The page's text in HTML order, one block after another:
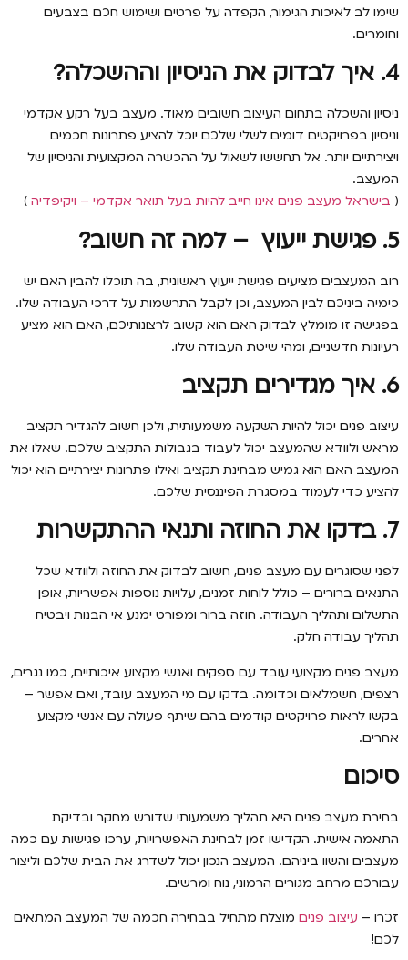
שימו לב לאיכות הגימור, הקפדה על פרטים ושימוש חכם בצבעים
וחומרים.
4. איך לבדוק את הניסיון וההשכלה?
ניסיון והשכלה בתחום העיצוב חשובים מאוד. מעצב בעל רקע אקדמי
וניסיון בפרויקטים דומים לשלי שלכם יוכל להציע פתרונות חכמים
ויצירתיים יותר. אל תחששו לשאול על ההכשרה המקצועית והניסיון של
המעצב.
( בישראל מעצב פנים אינו חייב להיות בעל תואר אקדמי – ויקיפדיה )
5. פגישת ייעוץ – למה זה חשוב?
רוב המעצבים מציעים פגישת ייעוץ ראשונית, בה תוכלו להבין האם יש
כימיה ביניכם לבין המעצב, וכן לקבל התרשמות על דרכי העבודה שלו.
בפגישה זו מומלץ לבדוק האם הוא קשוב לרצונותיכם, האם הוא מציע
רעיונות חדשניים, ומהי שיטת העבודה שלו.
6. איך מגדירים תקציב
עיצוב פנים יכול להיות השקעה משמעותית, ולכן חשוב להגדיר תקציב
מראש ולוודא שהמעצב יכול לעבוד בגבולות התקציב שלכם. שאלו את
המעצב האם הוא גמיש מבחינת תקציב ואילו פתרונות יצירתיים הוא יכול
להציע כדי לעמוד במסגרת הפיננסית שלכם.
7. בדקו את החוזה ותנאי ההתקשרות
לפני שסוגרים עם מעצב פנים, חשוב לבדוק את החוזה ולוודא שכל
התנאים ברורים – כולל לוחות זמנים, עלויות נוספות אפשריות, אופן
התשלום ותהליך העבודה. חוזה ברור ומפורט ימנע אי הבנות ויבטיח
תהליך עבודה חלק.
מעצב פנים מקצועי עובד עם ספקים ואנשי מקצוע איכותיים, כמו נגרים,
רצפים, חשמלאים וכדומה. בדקו עם מי המעצב עובד, ואם אפשר –
בקשו לראות פרויקטים קודמים בהם שיתף פעולה עם אנשי מקצוע
אחרים.
סיכום
בחירת מעצב פנים היא תהליך משמעותי שדורש מחקר ובדיקת
התאמה אישית. הקדישו זמן לבחינת האפשרויות, ערכו פגישות עם כמה
מעצבים והשוו ביניהם. המעצב הנכון יכול לשדרג את הבית שלכם וליצור
עבורכם מרחב מגורים הרמוני, נוח ומרשים.
זכרו – עיצוב פנים מוצלח מתחיל בבחירה חכמה של המעצב המתאים
לכם!